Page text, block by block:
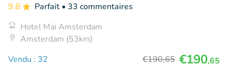
9.8 Parfait • 33 commentaires
Hotel Mai Amsterdam
Amsterdam (53km)
Vendu : 32
€190,65 €190,65